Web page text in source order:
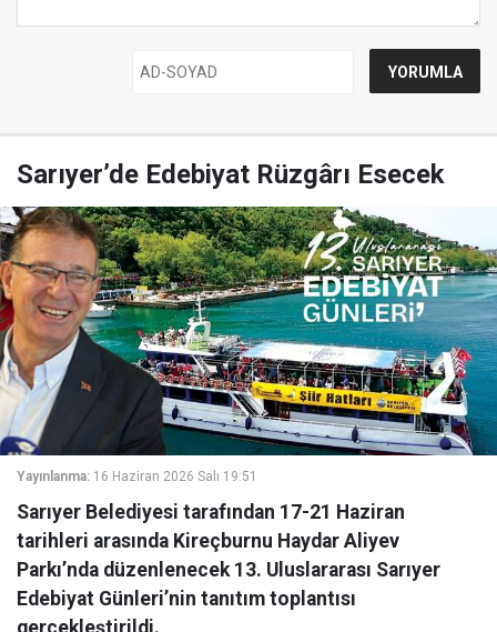
Sarıyer’de Edebiyat Rüzgârı Esecek
Yayınlanma: 16 Haziran 2026 Salı 19:51
Sarıyer Belediyesi tarafından 17-21 Haziran
tarihleri arasında Kireçburnu Haydar Aliyev
Parkı’nda düzenlenecek 13. Uluslararası Sarıyer
Edebiyat Günleri’nin tanıtım toplantısı